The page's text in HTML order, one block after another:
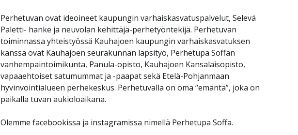
Perhetuvan ovat ideoineet kaupungin varhaiskasvatuspalvelut, Selevä
Paletti- hanke ja neuvolan kehittäjä-perhetyöntekijä. Perhetuvan
toiminnassa yhteistyössä Kauhajoen kaupungin varhaiskasvatuksen
kanssa ovat Kauhajoen seurakunnan lapsityö, Perhetupa Soffan
vanhempaintoimikunta, Panula-opisto, Kauhajoen Kansalaisopisto,
vapaaehtoiset satumummat ja -paapat sekä Etelä-Pohjanmaan
hyvinvointialueen perhekeskus. Perhetuvalla on oma “emäntä”, joka on
paikalla tuvan aukioloaikana.
Olemme facebookissa ja instagramissa nimellä Perhetupa Soffa.